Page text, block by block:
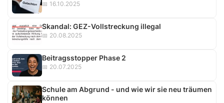
📅 16.10.2025
Skandal: GEZ-Vollstreckung illegal
📅 20.08.2025
Beitragsstopper Phase 2
📅 20.07.2025
Schule am Abgrund - und wie wir sie neu träumen
können